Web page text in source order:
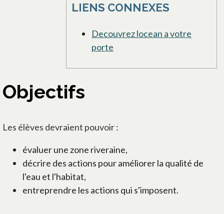
LIENS CONNEXES
Decouvrez locean a votre
porte
Objectifs
Les élèves devraient pouvoir :
évaluer une zone riveraine,
décrire des actions pour améliorer la qualité de
l'eau et l'habitat,
entreprendre les actions qui s'imposent.